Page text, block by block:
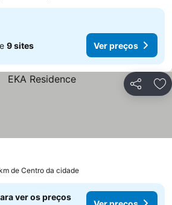
9 sites Ver preços
Partilhar
de Centro da cidade
ver os preços